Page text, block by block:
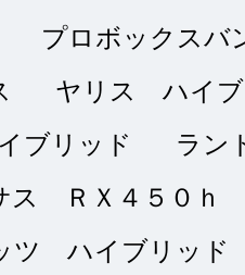
販売店の評価
客：5 ｜ 雰囲
問合せ：5 ｜ 説
な依頼にもかか
プロボックス
ヤリス ハイ
ブリッド
ラン
ス ＲＸ４５０ｈ
ツ ハイブリッド